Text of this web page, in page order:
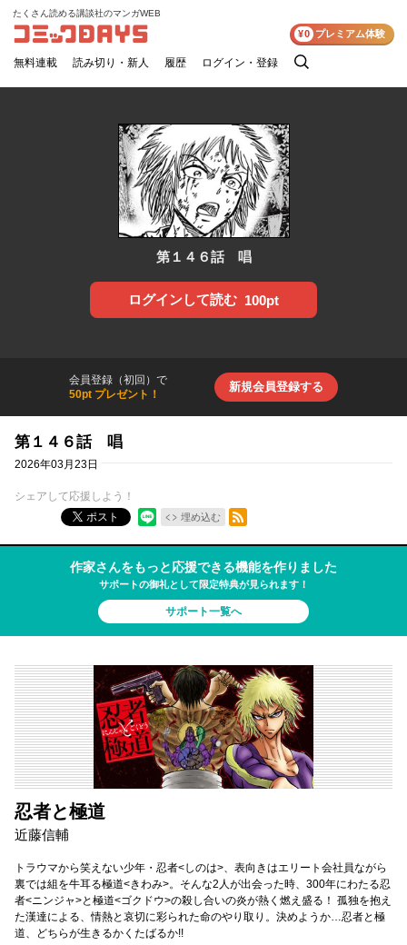
コミックDAYS
たくさん読める講談社のマンガWEB
無料連載 読み切り・新人 履歴 ログイン・登録
検
¥0 プレミアム体験
第１４６話 唱
ログインして読む 100pt
会員登録（初回）で
50pt プレゼント！
新規会員登録する
第１４６話 唱
2026年03月23日
シェアして応援しよう！
ポスト
埋め込む
RSSフィード
作家さんをもっと応援できる機能を作りました
サポートの御礼として限定特典が見られます！
サポート一覧へ
忍者と極道
近藤信輔
トラウマから笑えない少年・忍者<しのは>、表向きはエリート会社員ながら
裏では組を牛耳る極道<きわみ>。そんな2人が出会った時、300年にわたる忍
者<ニンジャ>と極道<ゴクドウ>の殺し合いの炎が熱く燃え盛る！ 孤独を抱え
た漢達による、情熱と哀切に彩られた命のやり取り。決めようか…忍者と極
道、どちらが生きるかくたばるか!!